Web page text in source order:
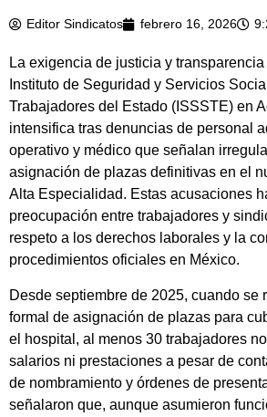
Editor Sindicatos febrero 16, 2026
La exigencia de justicia y transparencia
Instituto de Seguridad y Servicios
Trabajadores del Estado (ISSSTE) en
intensifica tras denuncias de personal
operativo y médico que señalan
asignación de plazas definitivas en el
Alta Especialidad. Estas acusaciones
preocupación entre trabajadores y
respeto a los derechos laborales y la
procedimientos oficiales en México.
Desde septiembre de 2025, cuando se
formal de asignación de plazas para
el hospital, al menos 30 trabajadores
salarios ni prestaciones a pesar de
de nombramiento y órdenes de
señalaron que, aunque asumieron